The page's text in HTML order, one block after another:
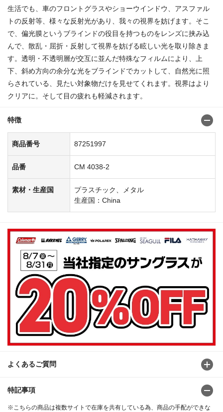
生活でも、車のフロントグラスやショーウインドウ、アスファル
トの反射等、様々な反射光があり、我々の視界を妨げます。そこ
で、偏光膜というブラインドの役目を持つものをレンズに挟み込
んで、散乱・屈折・反射して視界を妨げる眩しい光を取り除きま
す。透明・不透明層が交互に並んだ特殊なフィルムにより、上
下、斜め方向の余分な光をブラインドでカットして、自然光に照
らされている、見たい対象物だけを見せてくれます。視界はより
クリアに。そして目の疲れも軽減されます。
特徴
商品番号 87251997
品番 CM 4038-2
素材・生産国
プラスチック、メタル
生産国：China
よくあるご質問
特記事項
※こちらの商品は複数サイトで在庫を共有している為、商品の手配ができな